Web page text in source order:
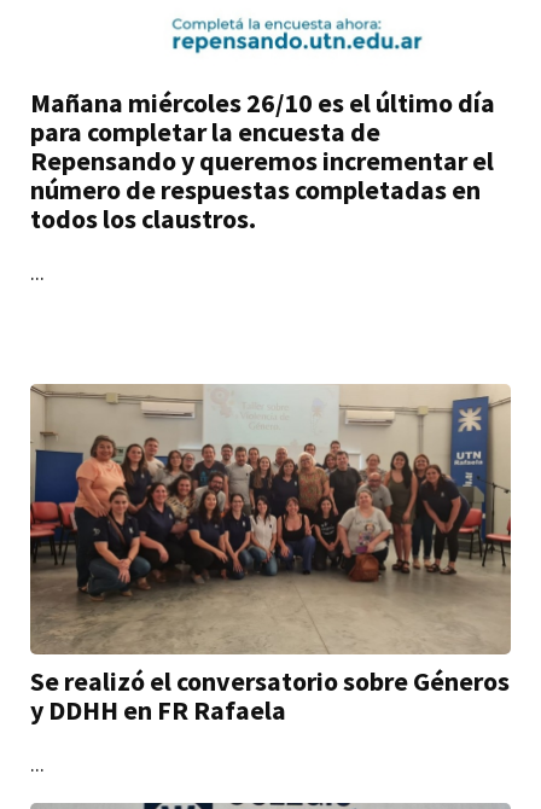
Mañana miércoles 26/10 es el último día
para completar la encuesta de
Repensando y queremos incrementar el
número de respuestas completadas en
todos los claustros.
...
Se realizó el conversatorio sobre Géneros
y DDHH en FR Rafaela
...